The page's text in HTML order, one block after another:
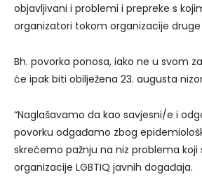
objavljivani i problemi i prepreke s
organizatori tokom organizacije druge
Bh. povorka ponosa, iako ne u svom
će ipak biti obilježena 23. augusta
“Naglašavamo da kao savjesni/e i
povorku odgađamo zbog
skrećemo pažnju na niz problema koji
organizacije LGBTIQ javnih događaja.